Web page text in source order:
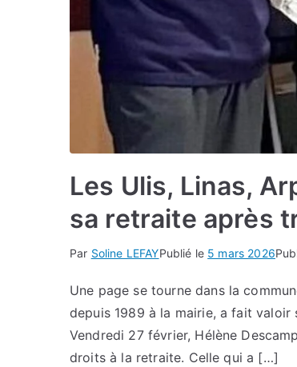
Les Ulis, Linas,
sa retraite après
Par Soline LEFAYPublié le 5 mars 2026
Une page se tourne dans la
depuis 1989 à la mairie, a fait
Vendredi 27 février, Hélène
droits à la retraite. Celle qui a […]